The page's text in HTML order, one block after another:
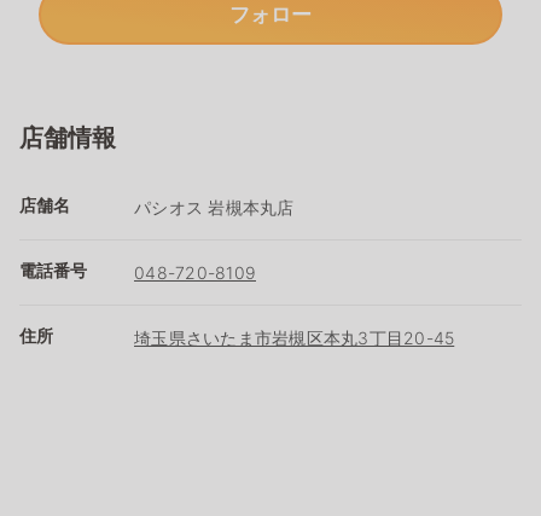
フォロー
店舗情報
店舗名 パシオス 岩槻本丸店
電話番号 048-720-8109
住所 埼玉県さいたま市岩槻区本丸3丁目20-45